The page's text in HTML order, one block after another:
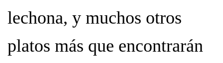
lechona, y muchos otros
platos más que encontrarán